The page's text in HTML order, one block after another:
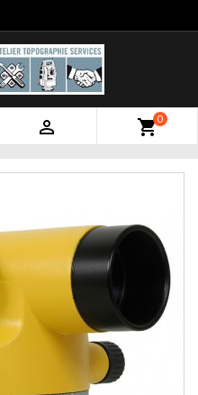
 shopping_cart0